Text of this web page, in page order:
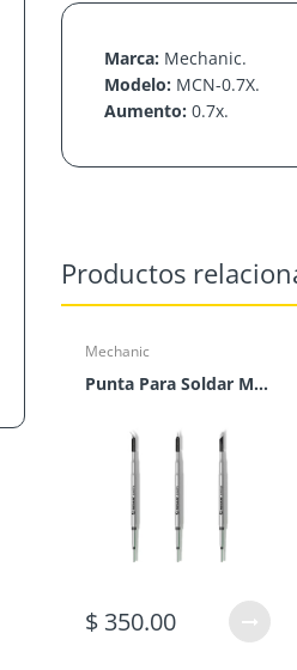
Marca: Mechanic.
Modelo: MCN-0.7X.
Aumento:0.7x.
Productos
Mechanic
Punta Para Soldar Mechanic Serie C210
$ 350.00